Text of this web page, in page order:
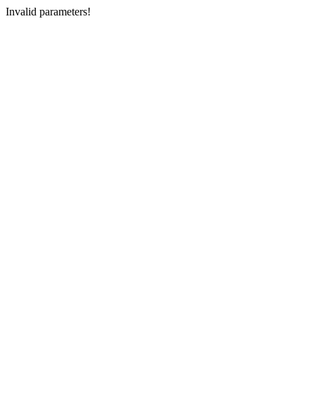
Invalid parameters!